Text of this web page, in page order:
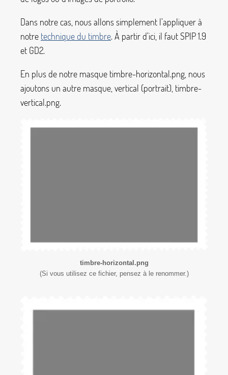
Dans notre cas, nous allons simplement l’appliquer à
notre technique du timbre. À partir d’ici, il faut SPIP 1.9
et GD2.
En plus de notre masque timbre-horizontal.png , nous
ajoutons un autre masque, vertical (portrait), timbre-
vertical.png.
timbre-horizontal.png
(Si vous utilisez ce fichier, pensez à le renommer.)